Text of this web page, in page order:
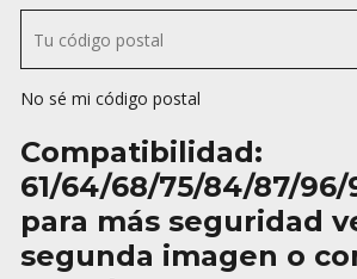
No sé mi código postal
Compatibilidad:
61/64/68/75/84/87/96/
para más seguridad
segunda imagen o